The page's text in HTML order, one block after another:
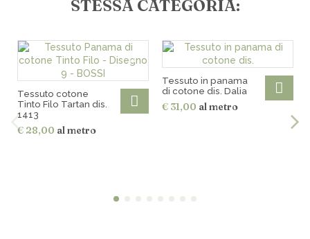
STESSA CATEGORIA:
Tessuto cotone
Tinto Filo Tartan dis.
1413
€ 28,00 al metro
Tessuto in panama
di cotone dis. Dalia
€ 31,00 al metro